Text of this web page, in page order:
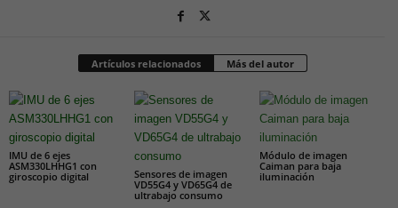
Artículos relacionados Más del autor
IMU de 6 ejes
ASM330LHHG1 con
giroscopio digital
Sensores de imagen
VD55G4 y VD65G4 de
ultrabajo consumo
Módulo de imagen
Caiman para baja
iluminación